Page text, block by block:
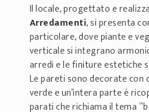
Il locale, progettato e
Arredamenti, si presenta
particolare, dove piante e
verticale si integrano
arredi e le finiture estetiche
Le pareti sono decorate con
verde e un’intera parte è
parati che richiama il tema